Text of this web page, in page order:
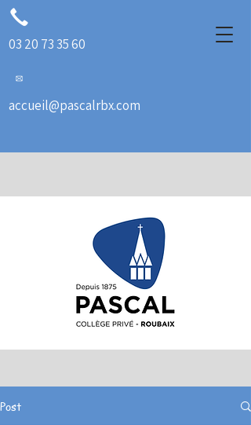
03 20 73 35 60
accueil@pascalrbx.com
Post